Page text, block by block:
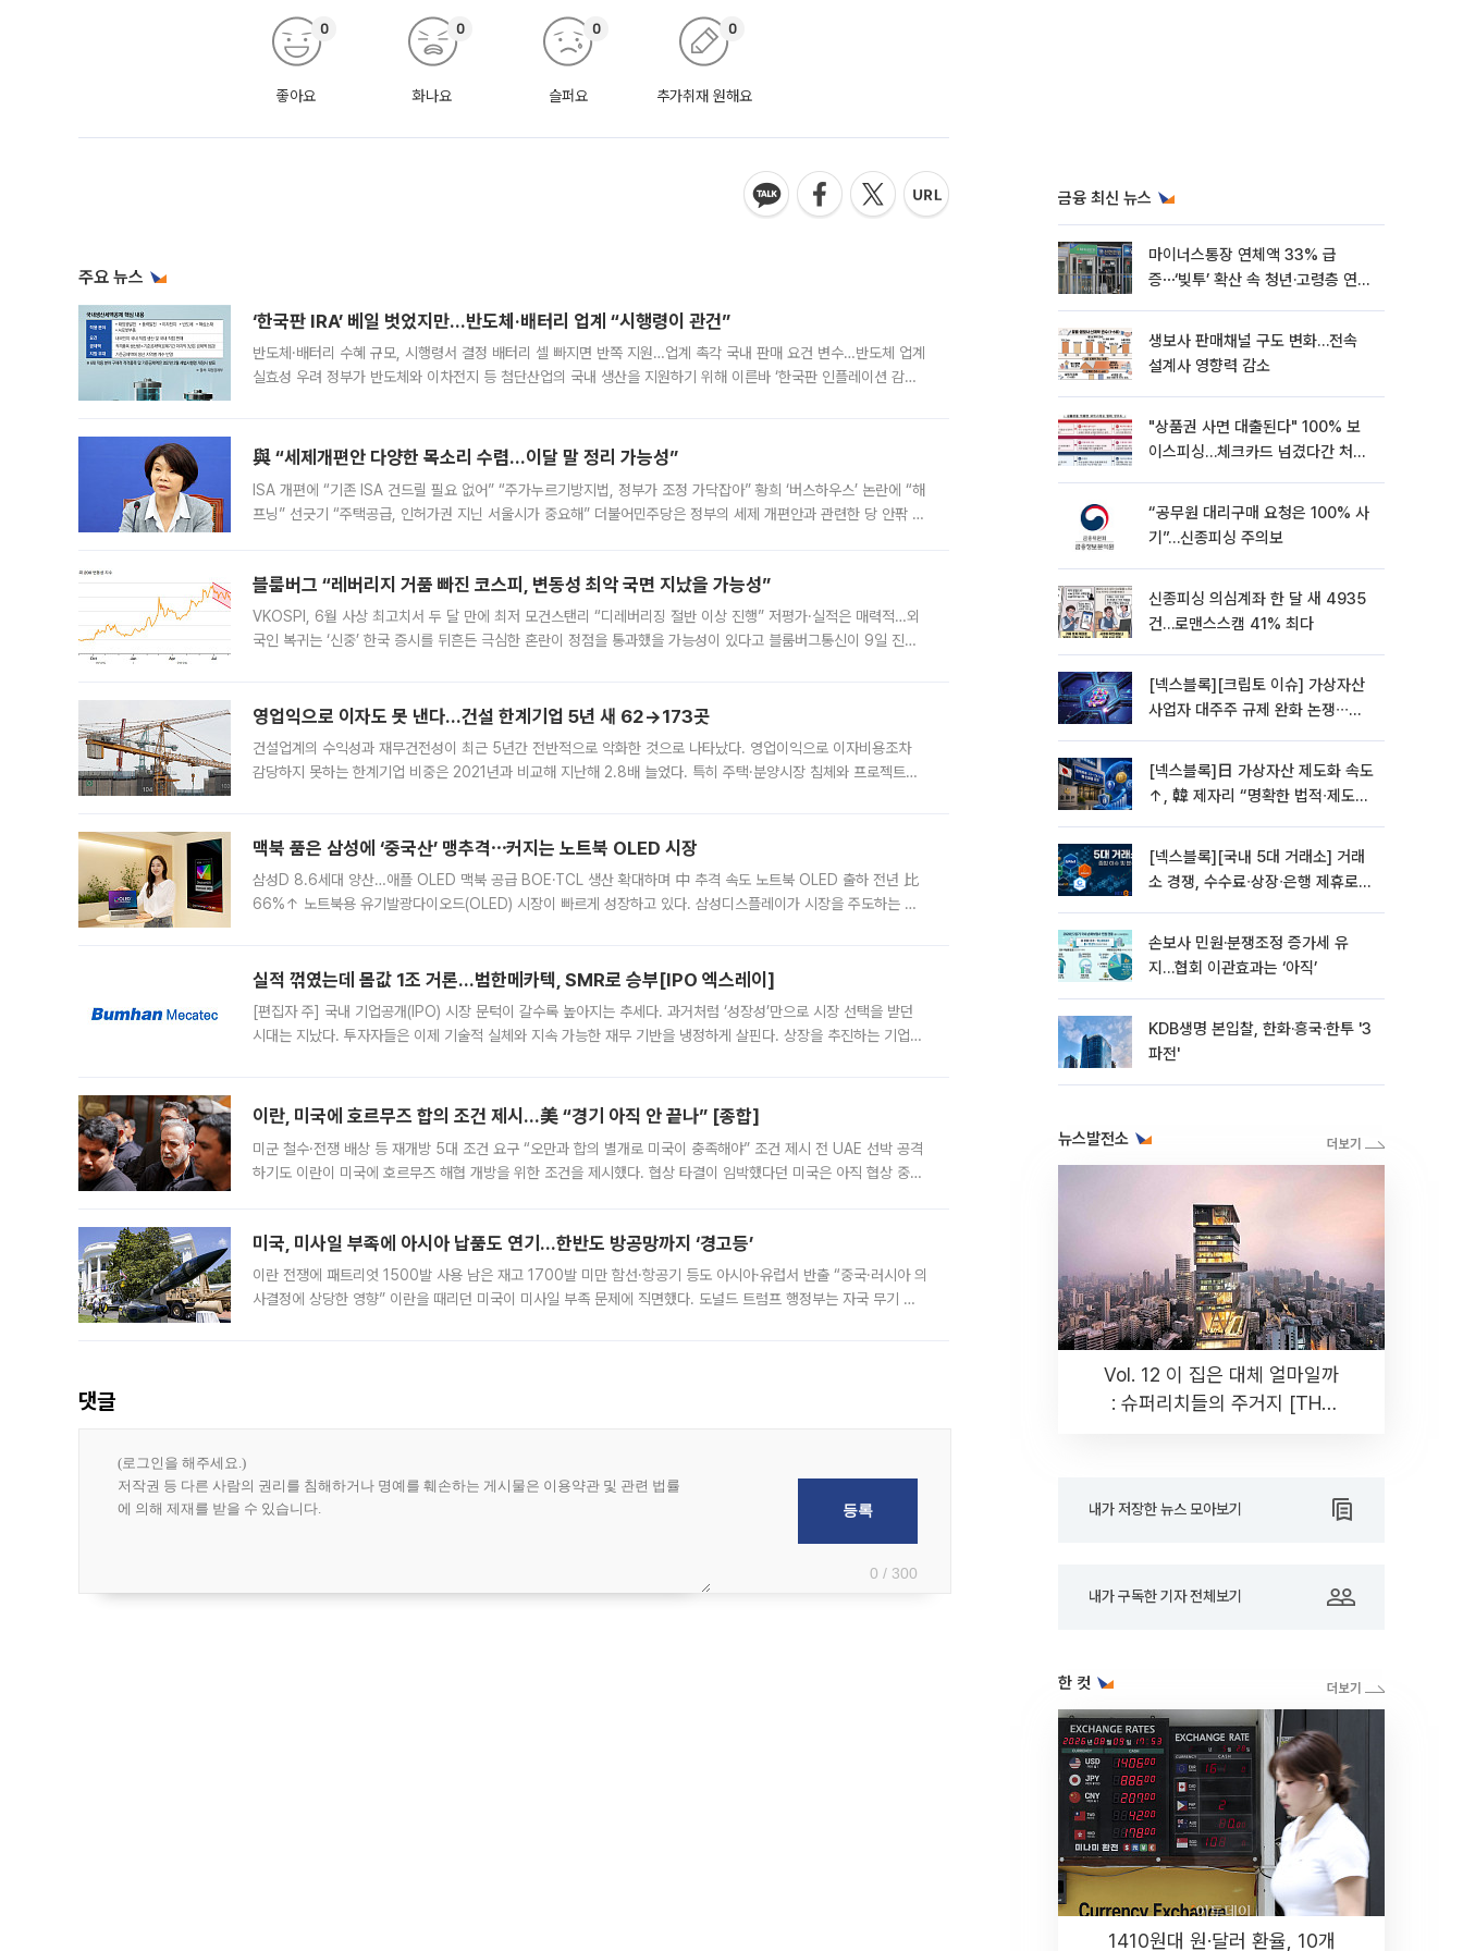
좋아요
0
화나요
0
슬퍼요
0
추가취재 원해요
0
주요 뉴스
‘한국판 IRA’ 베일 벗었지만…반도체·배터리 업계 “시행령이 관건”
반도체·배터리 수혜 규모, 시행령서 결정 배터리 셀 빠지면 반쪽 지원…업계 촉각 국내 판매 요건 변수…반도체 업계
실효성 우려 정부가 반도체와 이차전지 등 첨단산업의 국내 생산을 지원하기 위해 이른바 ‘한국판 인플레이션 감축
與 “세제개편안 다양한 목소리 수렴…이달 말 정리 가능성”
ISA 개편에 “기존 ISA 건드릴 필요 없어” “주가누르기방지법, 정부가 조정 가닥잡아” 황희 ‘버스하우스’ 논란에 “해
프닝” 선긋기 “주택공급, 인허가권 지닌 서울시가 중요해” 더불어민주당은 정부의 세제 개편안과 관련한 당 안팎 의
블룸버그 “레버리지 거품 빠진 코스피, 변동성 최악 국면 지났을 가능성”
VKOSPI, 6월 사상 최고치서 두 달 만에 최저 모건스탠리 “디레버리징 절반 이상 진행” 저평가·실적은 매력적…외
국인 복귀는 ‘신중’ 한국 증시를 뒤흔든 극심한 혼란이 정점을 통과했을 가능성이 있다고 블룸버그통신이 9일 진단
영업익으로 이자도 못 낸다…건설 한계기업 5년 새 62→173곳
건설업계의 수익성과 재무건전성이 최근 5년간 전반적으로 악화한 것으로 나타났다. 영업이익으로 이자비용조차
감당하지 못하는 한계기업 비중은 2021년과 비교해 지난해 2.8배 늘었다. 특히 주택·분양시장 침체와 프로젝트파
맥북 품은 삼성에 ‘중국산’ 맹추격⋯커지는 노트북 OLED 시장
삼성D 8.6세대 양산…애플 OLED 맥북 공급 BOE·TCL 생산 확대하며 中 추격 속도 노트북 OLED 출하 전년 比
66%↑ 노트북용 유기발광다이오드(OLED) 시장이 빠르게 성장하고 있다. 삼성디스플레이가 시장을 주도하는 가
실적 꺾였는데 몸값 1조 거론…범한메카텍, SMR로 승부[IPO 엑스레이]
[편집자 주] 국내 기업공개(IPO) 시장 문턱이 갈수록 높아지는 추세다. 과거처럼 ‘성장성’만으로 시장 선택을 받던
시대는 지났다. 투자자들은 이제 기술적 실체와 지속 가능한 재무 기반을 냉정하게 살핀다. 상장을 추진하는 기업들
이란, 미국에 호르무즈 합의 조건 제시…美 “경기 아직 안 끝나” [종합]
미군 철수·전쟁 배상 등 재개방 5대 조건 요구 “오만과 합의 별개로 미국이 충족해야” 조건 제시 전 UAE 선박 공격
하기도 이란이 미국에 호르무즈 해협 개방을 위한 조건을 제시했다. 협상 타결이 임박했다던 미국은 아직 협상 중이
미국, 미사일 부족에 아시아 납품도 연기…한반도 방공망까지 ‘경고등’
이란 전쟁에 패트리엇 1500발 사용 남은 재고 1700발 미만 함선·항공기 등도 아시아·유럽서 반출 “중국·러시아 의
사결정에 상당한 영향” 이란을 때리던 미국이 미사일 부족 문제에 직면했다. 도널드 트럼프 행정부는 자국 무기 공
댓글
0 / 300
금융 최신 뉴스
마이너스통장 연체액 33% 급
증⋯‘빚투’ 확산 속 청년·고령층 연체
생보사 판매채널 구도 변화…전속
설계사 영향력 감소
"상품권 사면 대출된다" 100% 보
이스피싱…체크카드 넘겼다간 처벌
“공무원 대리구매 요청은 100% 사
기”…신종피싱 주의보
신종피싱 의심계좌 한 달 새 4935
건…로맨스스캠 41% 최다
[넥스블록][크립토 이슈] 가상자산
사업자 대주주 규제 완화 논쟁∙∙∙거
[넥스블록]日 가상자산 제도화 속도
↑, 韓 제자리 “명확한 법적∙제도적
[넥스블록][국내 5대 거래소] 거래
소 경쟁, 수수료∙상장∙은행 제휴로
손보사 민원·분쟁조정 증가세 유
지…협회 이관효과는 ‘아직’
KDB생명 본입찰, 한화·흥국·한투 '3
파전'
뉴스발전소
Vol. 12 이 집은 대체 얼마일까
: 슈퍼리치들의 주거지 [THE
내가 저장한 뉴스 모아보기
내가 구독한 기자 전체보기
한 컷
1410원대 원·달러 환율, 10개